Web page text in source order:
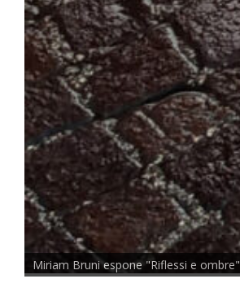
Miriam Bruni espone "Riflessi e ombre"